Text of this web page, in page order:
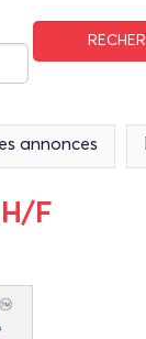
annonces
F